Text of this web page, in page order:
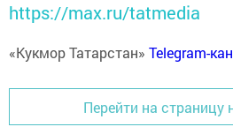
https://max.ru/tatmedia
«Кукмор Татарстан» Telegram-
Перейти на страницу